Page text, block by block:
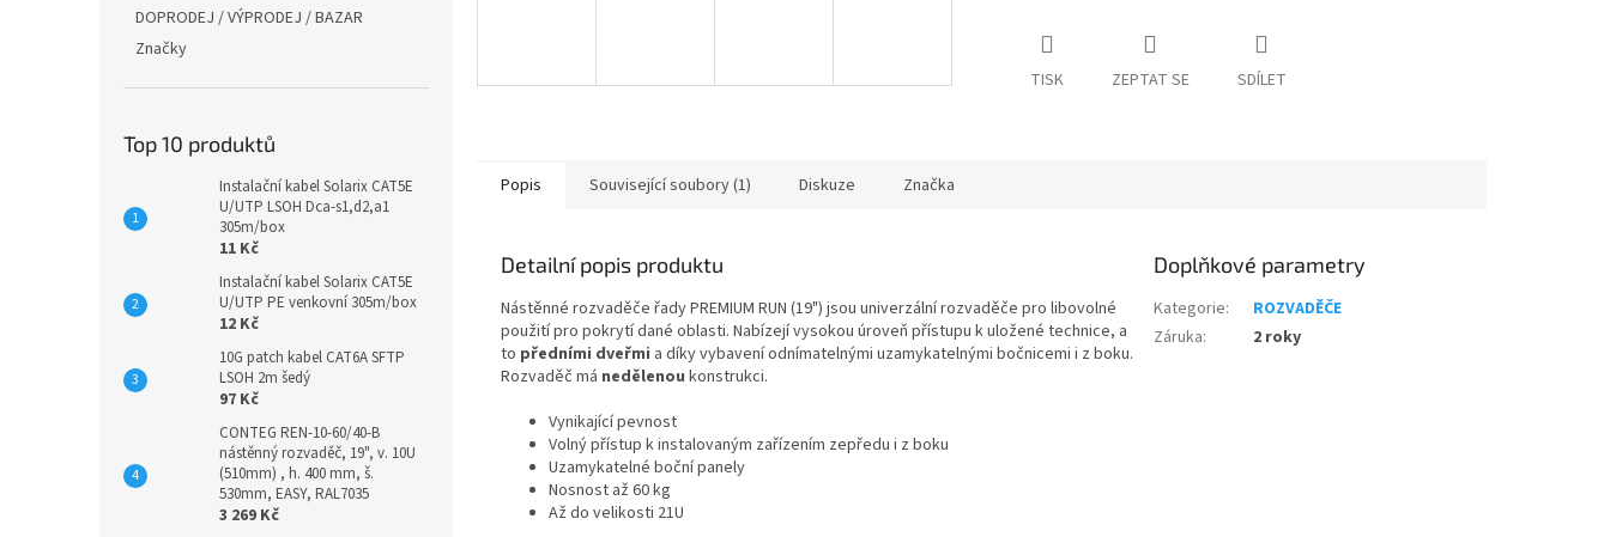
DOPRODEJ / VÝPRODEJ / BAZAR
Značky
Top 10 produktů
Instalační kabel Solarix CAT5E
U/UTP LSOH Dca-s1,d2,a1
305m/box
11 Kč
Instalační kabel Solarix CAT5E
U/UTP PE venkovní 305m/box
12 Kč
10G patch kabel CAT6A SFTP
LSOH 2m šedý
97 Kč
CONTEG REN-10-60/40-B
nástěnný rozvaděč, 19", v. 10U
(510mm) , h. 400 mm, š.
530mm, EASY, RAL7035
3 269 Kč
TISK ZEPTAT SE SDÍLET
Popis Související soubory (1) Diskuze Značka
Detailní popis produktu
Nástěnné rozvaděče řady PREMIUM RUN (19") jsou univerzální rozvaděče pro libovolné
použití pro pokrytí dané oblasti. Nabízejí vysokou úroveň přístupu k uložené technice, a
to předními dveřmi a díky vybavení odnímatelnými uzamykatelnými bočnicemi i z boku.
Rozvaděč má nedělenou konstrukci.
Vynikající pevnost
Volný přístup k instalovaným zařízením zepředu i z boku
Uzamykatelné boční panely
Nosnost až 60 kg
Až do velikosti 21U
Doplňkové parametry
Kategorie:
ROZVADĚČE
Záruka: 2 roky